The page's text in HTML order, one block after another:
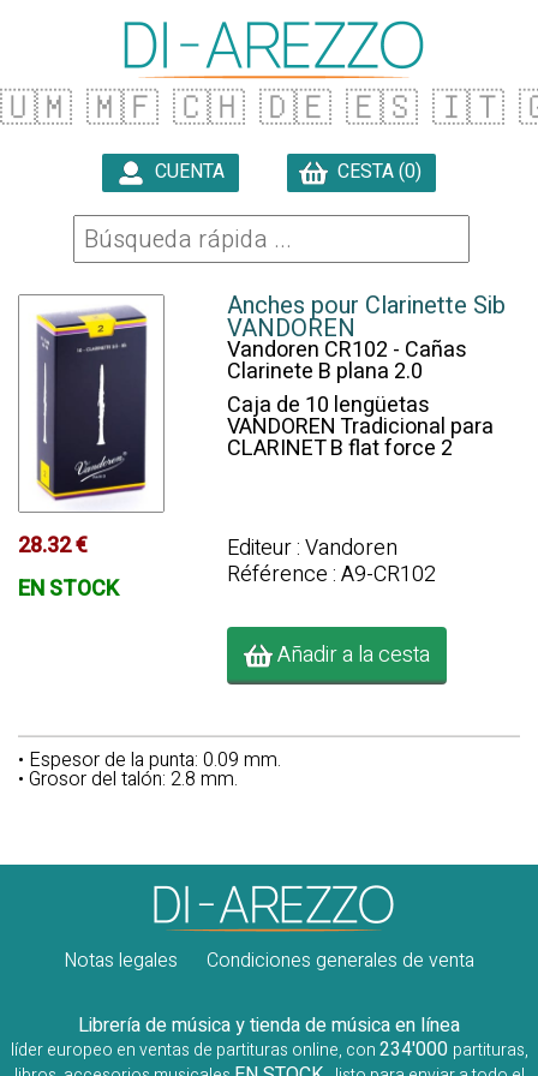
🇺🇲 🇲🇫 🇨🇭 🇩🇪 🇪🇸 🇮🇹
CUENTA CESTA (0)
28.32 €
EN STOCK
Anches pour Clarinette Sib
VANDOREN
Vandoren CR102 - Cañas
Clarinete B plana 2.0
Caja de 10 lengüetas
VANDOREN Tradicional para
CLARINET B flat force 2
Editeur : Vandoren
Référence : A9-CR102
Añadir a la cesta
• Espesor de la punta: 0.09 mm.
• Grosor del talón: 2.8 mm.
Notas legales Condiciones generales de venta
Librería de música y tienda de música en línea
líder europeo en ventas de partituras online, con234'000 partituras,